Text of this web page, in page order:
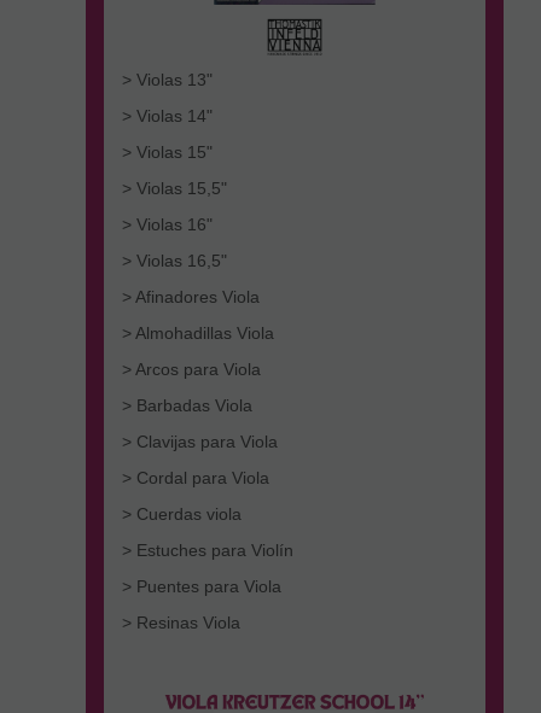
> Violas 13"
> Violas 14"
> Violas 15"
> Violas 15,5"
> Violas 16"
> Violas 16,5"
> Afinadores Viola
> Almohadillas Viola
> Arcos para Viola
> Barbadas Viola
> Clavijas para Viola
> Cordal para Viola
> Cuerdas viola
> Estuches para Violín
> Puentes para Viola
> Resinas Viola